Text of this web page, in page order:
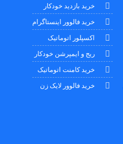
خرید بازدید خودکار
خرید فالوور اینستاگرام
اکسپلور اتوماتیک
ریج و ایمپرشن خودکار
خرید کامنت اتوماتیک
خرید فالوور لایک زن